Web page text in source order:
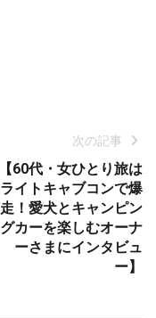
次の記事
【60代・女ひとり旅は
ライトキャブコンで爆
走！愛犬とキャンピン
グカーを楽しむオーナ
ーさまにインタビュ
ー】